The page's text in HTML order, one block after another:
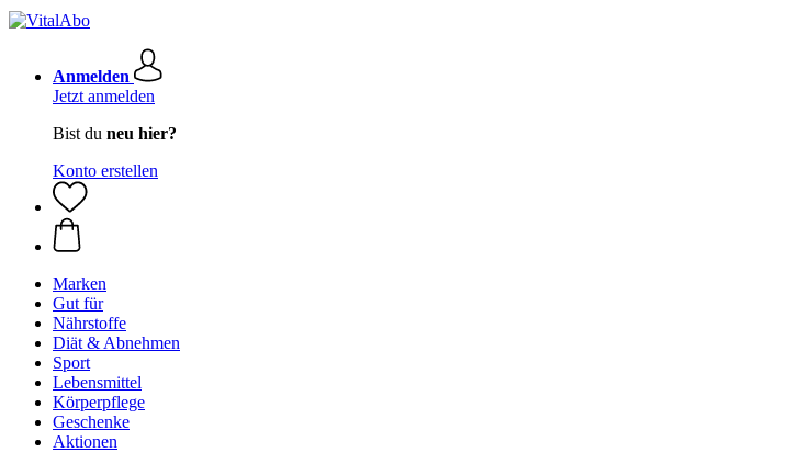
Anmelden
Jetzt anmelden
Bist du neu hier?
Konto erstellen
Marken
Gut für
Nährstoffe
Diät & Abnehmen
Sport
Lebensmittel
Körperpflege
Geschenke
Aktionen